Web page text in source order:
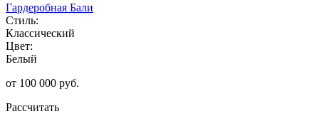
Гардеробная Бали
Стиль:
Классический
Цвет:
Белый
от 100 000 руб.
Рассчитать